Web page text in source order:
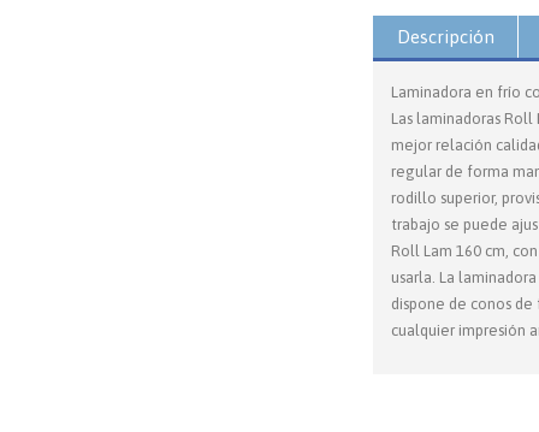
Descripción
Laminadora en frío
Las laminadoras
mejor relación
regular de forma
rodillo superior,
trabajo se puede
Roll Lam 160 cm,
usarla. La
dispone de conos
cualquier impresión